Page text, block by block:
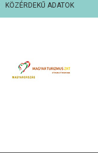
KÖZÉRDEKŰ ADATOK